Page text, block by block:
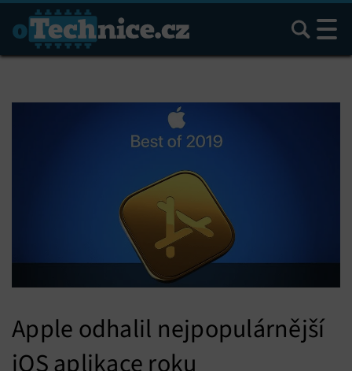
Hledat
Apple odhalil nejpopulárnější
iOS aplikace roku